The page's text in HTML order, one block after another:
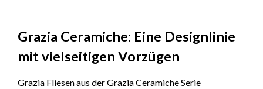
Grazia Ceramiche: Eine Designlinie
mit vielseitigen Vorzügen
Grazia Fliesen aus der Grazia Ceramiche Serie